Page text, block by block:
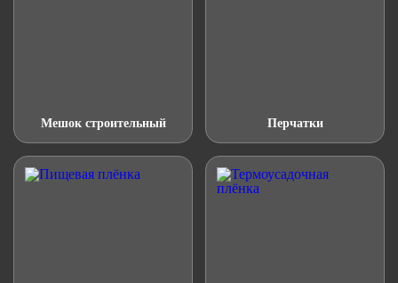
Мешок строительный Перчатки